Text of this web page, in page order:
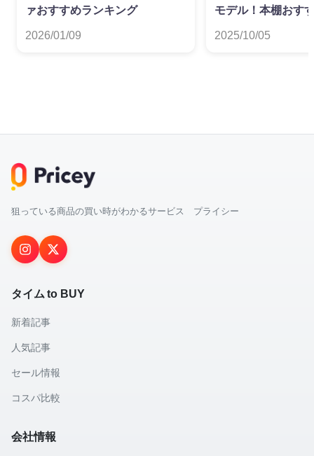
ァおすすめランキング
2026/01/09
モデル！本棚おす
2025/10/05
狙っている商品の買い時がわかるサービス プライシー
タイム to BUY
新着記事
人気記事
セール情報
コスパ比較
会社情報